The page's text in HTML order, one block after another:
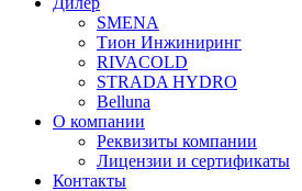
SMENA
Тион Инжиниринг
RIVACOLD
STRADA HYDRO
Belluna
О компании
Реквизиты компании
Лицензии и сертификаты
Контакты